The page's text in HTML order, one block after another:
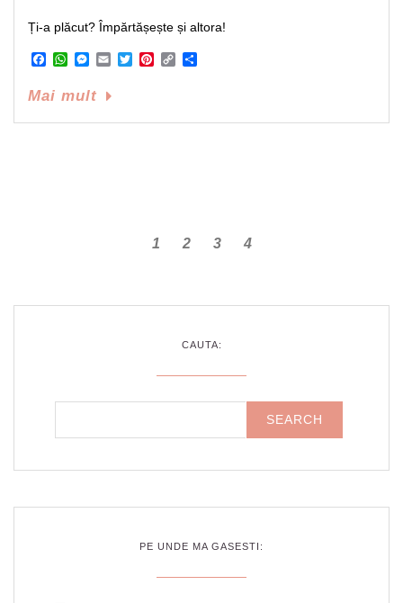
Ți-a plăcut? Împărtășește și altora!
Facebook
WhatsApp
Messenger
EmailTwitterPinterest
Copy
Mai mult
1 2 3 4
CAUTA:
PE UNDE MA GASESTI: